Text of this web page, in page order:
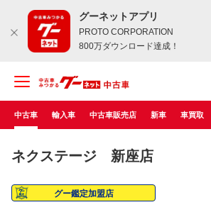
グーネットアプリ
PROTO CORPORATION
800万ダウンロード達成！
中古車 輸入車 中古車販売店 新車 車買取
ネクステージ 新座店
グー鑑定加盟店